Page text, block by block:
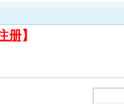
册】